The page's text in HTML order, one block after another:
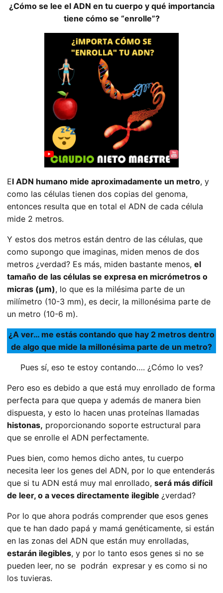
¿Cómo se lee el ADN en tu cuerpo y qué importancia
tiene cómo se “enrolle”?
El ADN humano mide aproximadamente un metro, y
como las células tienen dos copias del genoma,
entonces resulta que en total el ADN de cada célula
mide 2 metros.
Y estos dos metros están dentro de las células, que
como supongo que imaginas, miden menos de dos
metros ¿verdad? Es más, miden bastante menos, el
tamaño de las células se expresa en micrómetros o
micras (µm), lo que es la milésima parte de un
milímetro (10-3 mm), es decir, la millonésima parte de
un metro (10-6 m).
¿A ver… me estás contando que hay 2 metros dentro
de algo que mide la millonésima parte de un metro?
Pues sí, eso te estoy contando…. ¿Cómo lo ves?
Pero eso es debido a que está muy enrollado de forma
perfecta para que quepa y además de manera bien
dispuesta, y esto lo hacen unas proteínas llamadas
histonas, proporcionando soporte estructural para
que se enrolle el ADN perfectamente.
Pues bien, como hemos dicho antes, tu cuerpo
necesita leer los genes del ADN, por lo que entenderás
que si tu ADN está muy mal enrollado, será más difícil
de leer, o a veces directamente ilegible ¿verdad?
Por lo que ahora podrás comprender que esos genes
que te han dado papá y mamá genéticamente, si están
en las zonas del ADN que están muy enrolladas,
estarán ilegibles, y por lo tanto esos genes si no se
pueden leer, no se podrán expresar y es como si no
los tuvieras.